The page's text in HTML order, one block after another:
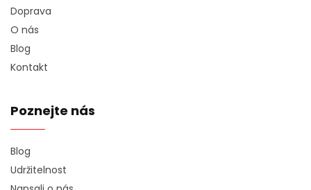
Doprava
O nás
Blog
Kontakt
Poznejte nás
Blog
Udržitelnost